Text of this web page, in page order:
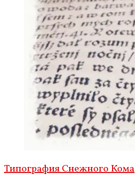
Типография Снежного Кома